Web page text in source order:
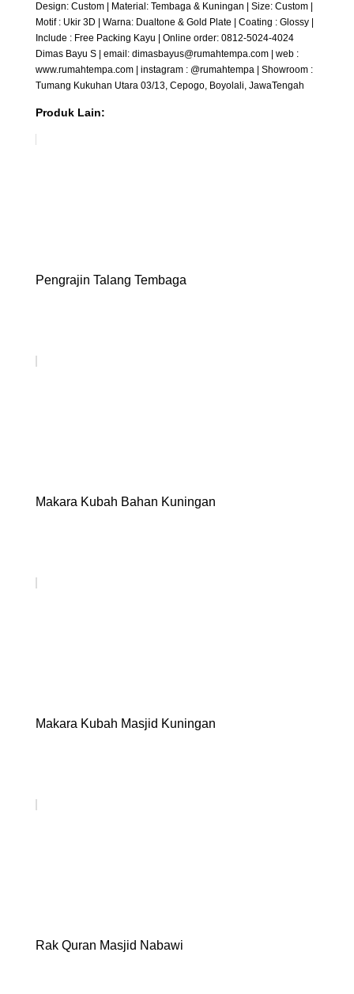
Design: Custom | Material: Tembaga & Kuningan | Size: Custom |
Motif : Ukir 3D | Warna: Dualtone & Gold Plate | Coating : Glossy |
Include : Free Packing Kayu | Online order: 0812-5024-4024
Dimas Bayu S | email: dimasbayus@rumahtempa.com | web :
www.rumahtempa.com | instagram : @rumahtempa | Showroom :
Tumang Kukuhan Utara 03/13, Cepogo, Boyolali, JawaTengah
Produk Lain:
Pengrajin Talang Tembaga
Makara Kubah Bahan Kuningan
Makara Kubah Masjid Kuningan
Rak Quran Masjid Nabawi